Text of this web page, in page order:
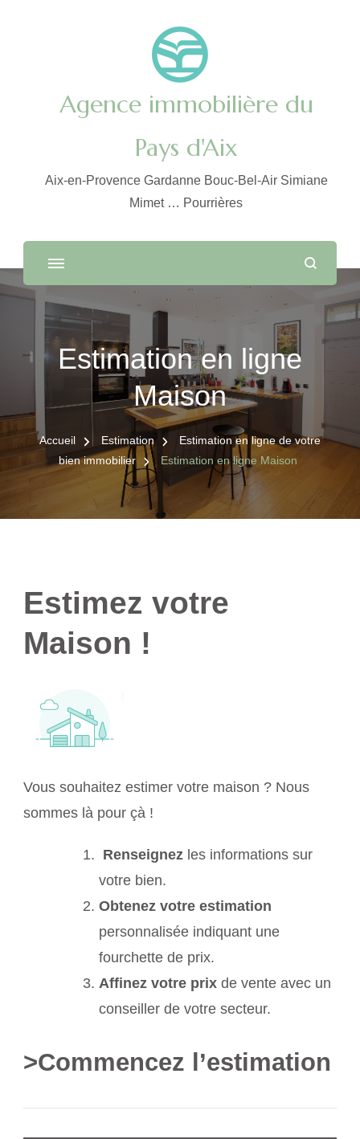
Agence immobilière du
Pays d'Aix
Aix-en-Provence Gardanne Bouc-Bel-Air Simiane
Mimet … Pourrières
Estimation en ligne
Maison
Accueil Estimation
Estimation en ligne de votre
bien immobilier
Estimation en ligne Maison
Estimez votre
Maison !
Vous souhaitez estimer votre maison ? Nous
sommes là pour çà !
Renseignez les informations sur
votre bien.
Obtenez votre estimation
personnalisée indiquant une
fourchette de prix.
Affinez votre prix de vente avec un
conseiller de votre secteur.
>Commencez l’estimation